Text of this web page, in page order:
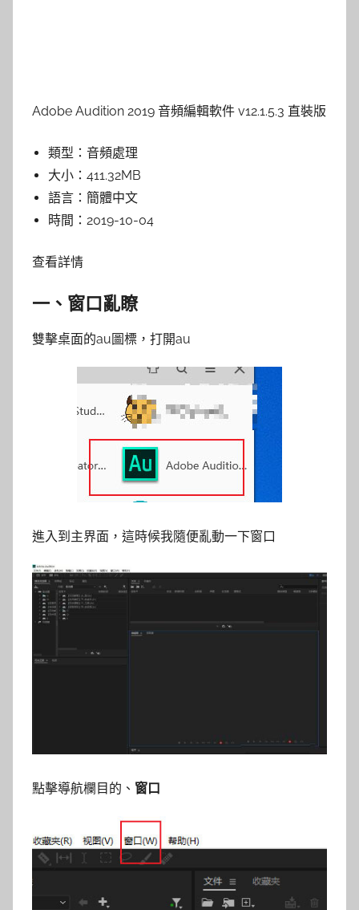
Adobe Audition 2019 音頻編輯軟件 v12.1.5.3 直裝版
類型： 音頻處理
大小： 411.32MB
語言： 簡體中文
時間： 2019-10-04
查看詳情
一、窗口亂瞭
雙擊桌面的au圖標，打開au
進入到主界面，這時候我隨便亂動一下窗口
點擊導航欄目的、 窗口